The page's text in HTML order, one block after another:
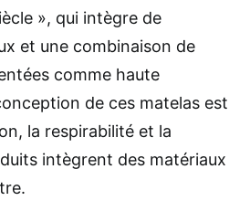
», qui intègre de
et une combinaison de
comme haute
de ces matelas est
la respirabilité et la
intègrent des matériaux